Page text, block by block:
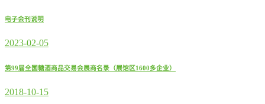
电子会刊说明
2023-02-05
第99届全国糖酒商品交易会展商名录（展馆区1600多企业）
2018-10-15